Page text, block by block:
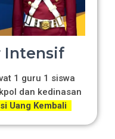
Intensif
1 guru 1 siswa
dan kedinasan
Uang Kembali